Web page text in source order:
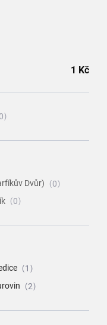
1 Kč
0
Dvůr)
0
0
1
2